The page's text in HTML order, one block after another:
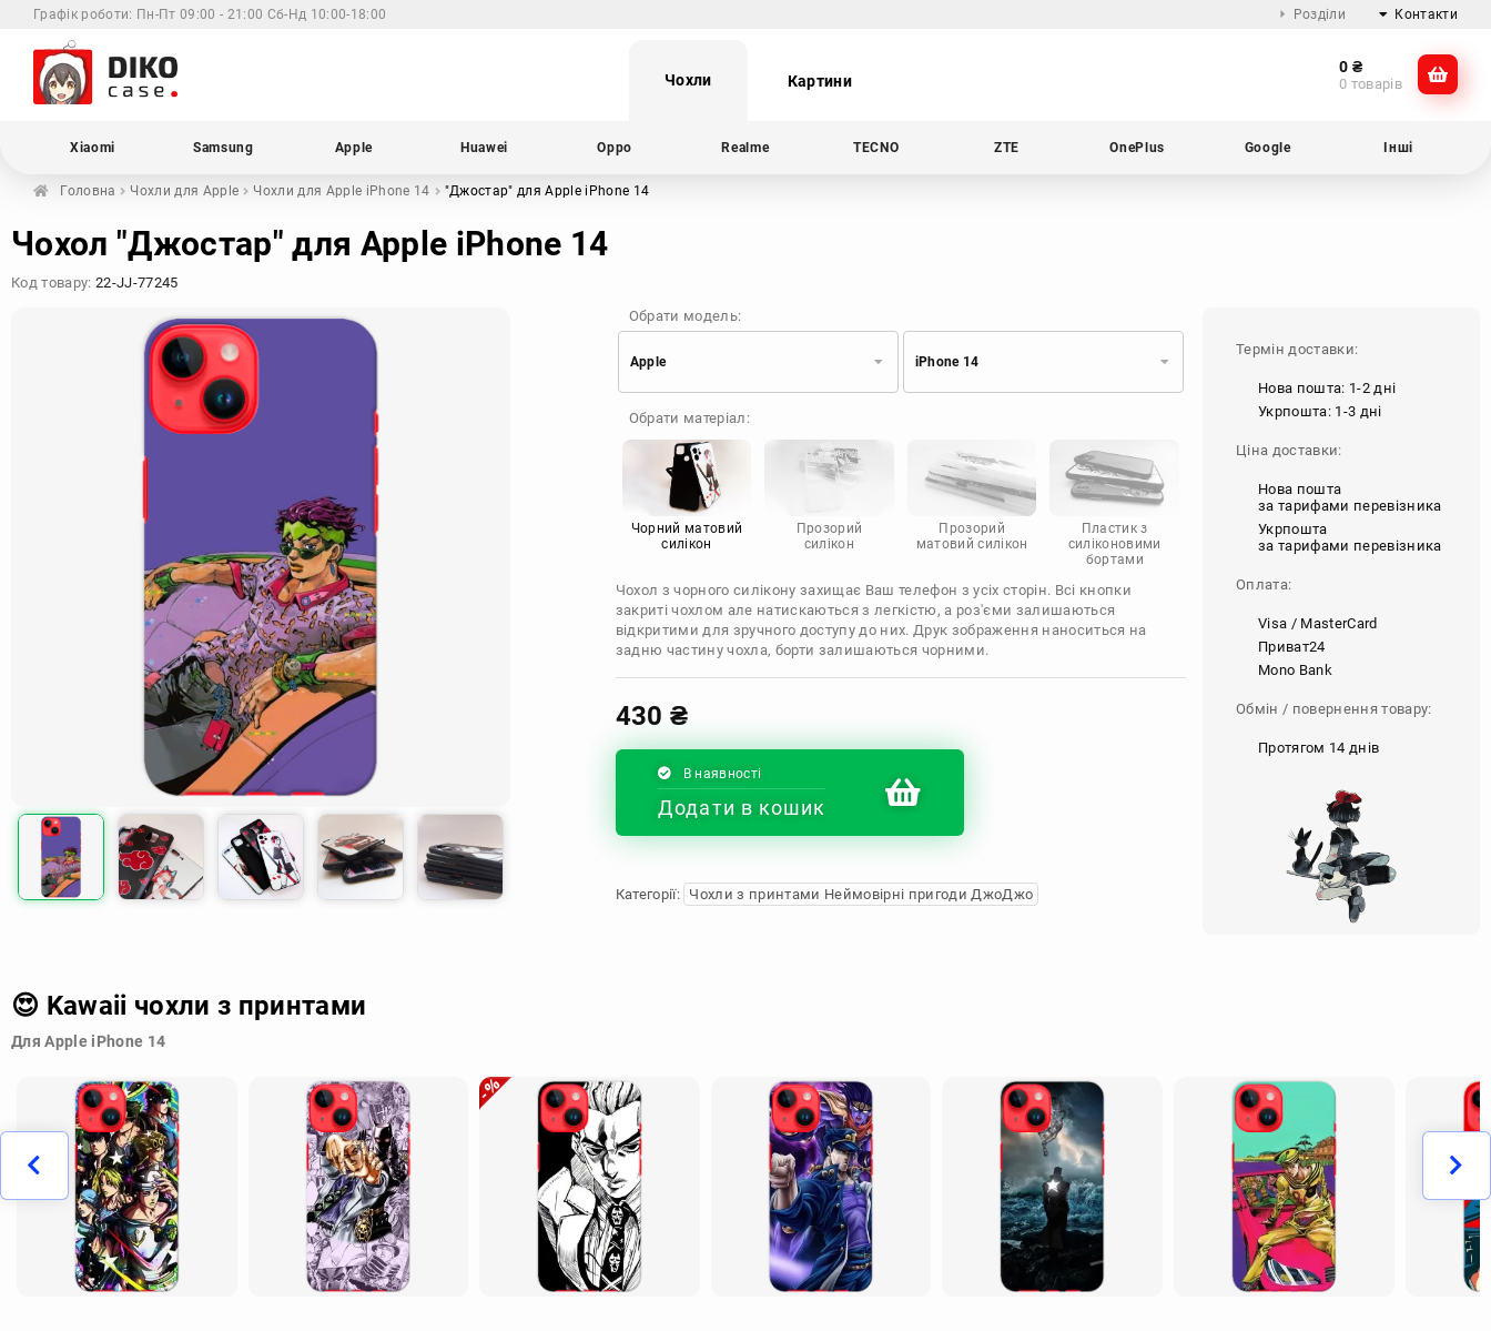
Графік роботи: Пн-Пт 09:00 - 21:00 Сб-Нд 10:00-18:00 Розділи Контакти
@dikocase
Чохли Картини
0 ₴
0 товарів
Xiaomi Samsung Apple Huawei Oppo Realme TECNO ZTE OnePlus Google Інші
Головна Чохли для Apple Чохли для Apple iPhone 14 "Джостар" для Apple iPhone 14
Чохол "Джостар" для Apple iPhone 14
Код товару: 22-JJ-77245
Обрати модель:
Apple
Samsung
Apple
Oppo
Realme
OnePlus
Google
Doogee
Motorola
iPhone 14
Обрати матеріал:
Чорний матовий
силікон
Прозорий
силікон
Прозорий
матовий силікон
Пластик з
силіконовими
бортами
Чохол з чорного силікону захищає Ваш телефон з усіх сторін. Всі кнопки
закриті чохлом але натискаються з легкістю, а роз'єми залишаються
відкритими для зручного доступу до них. Друк зображення наноситься на
задню частину чохла, борти залишаються чорними.
430 ₴
В наявності
Додати в кошик
Категорії: Чохли з принтами Неймовірні пригоди ДжоДжо
Термін доставки:
Нова пошта: 1-2 дні
Укрпошта: 1-3 дні
Ціна доставки:
Нова пошта
за тарифами перевізника
Укрпошта
за тарифами перевізника
Оплата:
Visa / MasterCard
Приват24
Mono Bank
Обмін / повернення товару:
Протягом 14 днів
😍 Kawaii чохли з принтами
Для Apple iPhone 14